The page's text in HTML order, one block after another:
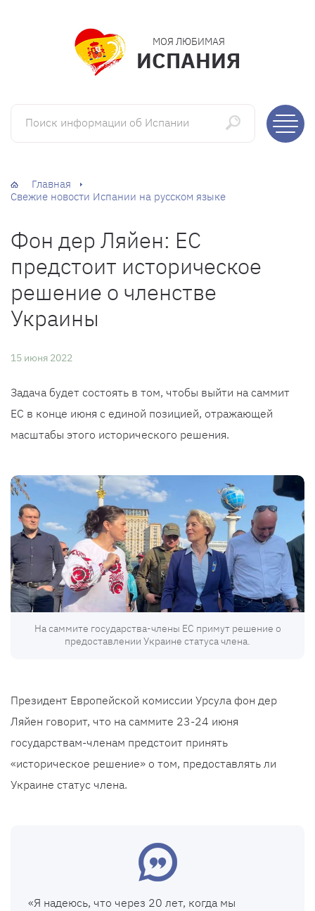
МОЯ ЛЮБИМАЯ
ИСПАНИЯ
Поиск информации об Испании
Главная
Свежие новости Испании на русском языке
Фон дер Ляйен: ЕС
предстоит историческое
решение о членстве
Украины
15 июня 2022
Задача будет состоять в том, чтобы выйти на саммит
ЕС в конце июня с единой позицией, отражающей
масштабы этого исторического решения.
На саммите государства-члены ЕС примут решение о
предоставлении Украине статуса члена.
Президент Европейской комиссии Урсула фон дер
Ляйен говорит, что на саммите 23-24 июня
государствам-членам предстоит принять
«историческое решение» о том, предоставлять ли
Украине статус члена.
«Я надеюсь, что через 20 лет, когда мы